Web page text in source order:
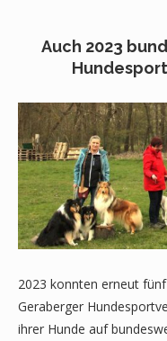
Auch 2023
2023 konnten erneut
Geraberger
ihrer Hunde auf